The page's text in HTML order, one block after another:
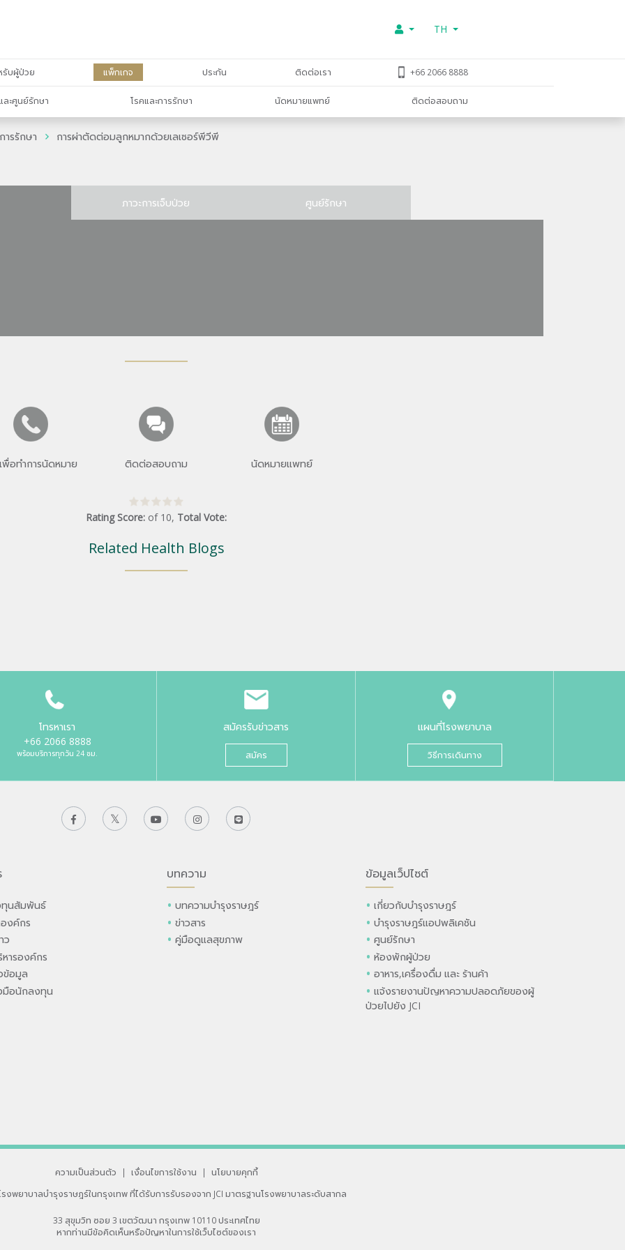
TH
รับผู้ป่วย แพ็กเกจ ประกัน ติดต่อเรา +66 2066 8888
ะศูนย์รักษา โรคและการรักษา นัดหมายแพทย์ ติดต่อสอบถาม
ารรักษา การผ่าตัดต่อมลูกหมากด้วยเลเซอร์พีวีพี
ภาวะการเจ็บป่วย ศูนย์รักษา
พื่อทำการนัดหมาย ติดต่อสอบถาม นัดหมายแพทย์
Rating Score: of 10, Total Vote:
Related Health Blogs
โทรหาเรา
+66 2066 8888
พร้อมบริการทุกวัน 24 ชม.
สมัครรับข่าวสาร
สมัคร
แผนที่โรงพยาบาล
วิธีการเดินทาง
นสัมพันธ์
งค์กร
ว
หารองค์กร
ข้อมูล
มือนักลงทุน
บทความ
บทความบำรุงราษฎร์
ข่าวสาร
คู่มือดูแลสุขภาพ
ข้อมูลเว็ปไซต์
เกี่ยวกับบำรุงราษฎร์
บำรุงราษฎร์แอปพลิเคชัน
ศูนย์รักษา
ห้องพักผู้ป่วย
อาหาร,เครื่องดื่ม และ ร้านค้า
แจ้งรายงานปัญหาความปลอดภัยของผู้
ป่วยไปยัง JCI
ความเป็นส่วนตัว | เงื่อนไขการใช้งาน |
นโยบายคุกกี้
งพยาบาลบำรุงราษฎร์ในกรุงเทพที่ได้รับการรับรองจาก JCI มาตรฐานโรงพยาบาลระดับสากล
33 สุขุมวิท ซอย 3 เขตวัฒนา กรุงเทพ 10110 ประเทศไทย
หากท่านมีข้อคิดเห็นหรือปัญหาในการใช้เว็บไซต์ของเรา